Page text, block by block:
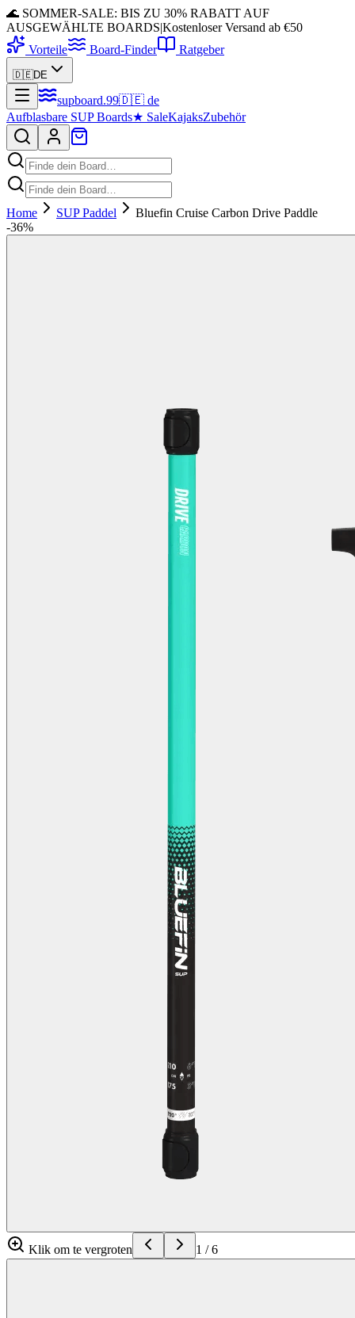
🌊 SOMMER-SALE: BIS ZU 30% RABATT AUF
AUSGEWÄHLTE BOARDS|Kostenloser Versand ab €50
Vorteile
Board-Finder Ratgeber
🇩🇪DE
supboard.99🇩🇪 de
Aufblasbare SUP Boards★ SaleKajaksZubehör
Home SUP Paddel
Bluefin Cruise Carbon Drive Paddle
-36%
Klik om te vergroten 1 /6